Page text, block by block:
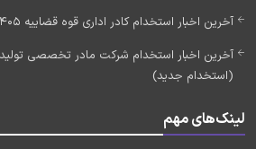
آخرین اخبار استخدام کادر اداری قوه قضاییه 1405 (به زودی)
(استخدام جدید)
لینک‌های مهم